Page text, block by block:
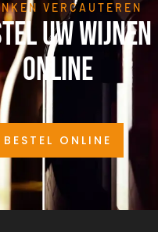
VERCAUTEREN
uw wijnen
online
BESTEL ONLINE